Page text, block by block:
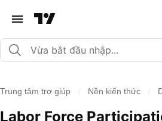
Trung tâm trợ giúp Nền kiến thức
Labor Force